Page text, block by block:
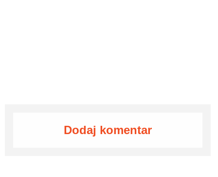
Dodaj komentar